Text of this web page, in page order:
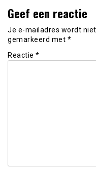
Geef een reactie
Je e-mailadres wordt
gemarkeerd met *
Reactie *